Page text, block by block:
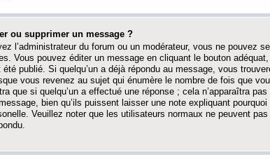
ou supprimer un message ?
l’administrateur du forum ou un modérateur, vous ne pouvez
Vous pouvez éditer un message en cliquant le bouton
publié. Si quelqu’un a déjà répondu au message, vous
vous revenez au sujet qui énumère le nombre de fois que
que si quelqu’un a effectué une réponse ; cela n’apparaîtra
bien qu’ils puissent laisser une note expliquant
Veuillez noter que les utilisateurs normaux ne peuvent